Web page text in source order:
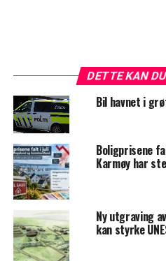
DETTE KAN
Bil havnet i
Boligprisene
Karmøy har
Ny utgraving
kan styrke